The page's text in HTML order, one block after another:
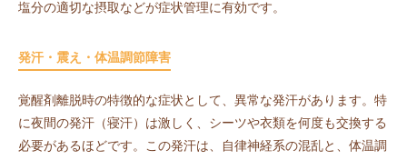
塩分の適切な摂取などが症状管理に有効です。
発汗・震え・体温調節障害
覚醒剤離脱時の特徴的な症状として、異常な発汗があります。特
に夜間の発汗（寝汗）は激しく、シーツや衣類を何度も交換する
必要があるほどです。この発汗は、自律神経系の混乱と、体温調